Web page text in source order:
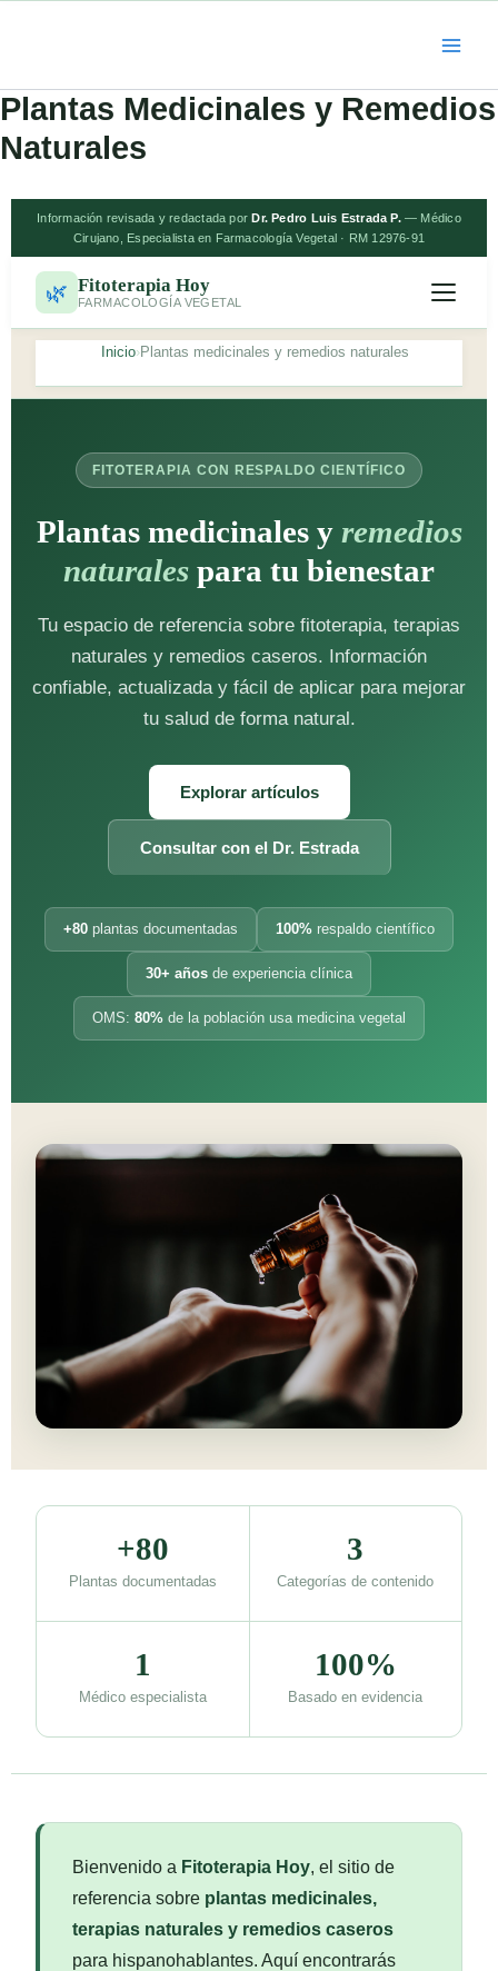
Plantas Medicinales y Remedios
Naturales
Información revisada y redactada porDr. Pedro Luis Estrada P.— Médico
Cirujano, Especialista en Farmacología Vegetal · RM 12976-91
🌿 Fitoterapia Hoy
FARMACOLOGÍA VEGETAL
Inicio Plantas medicinales y remedios naturales
FITOTERAPIA CON RESPALDO CIENTÍFICO
Plantas medicinales y remedios
naturales para tu bienestar
Tu espacio de referencia sobre fitoterapia, terapias
naturales y remedios caseros. Información
confiable, actualizada y fácil de aplicar para mejorar
tu salud de forma natural.
Explorar artículos
Consultar con el Dr. Estrada
+80 plantas documentadas 100% respaldo científico
30+ años de experiencia clínica
OMS: 80% de la población usa medicina vegetal
+80
Plantas documentadas
3
Categorías de contenido
1
Médico especialista
100%
Basado en evidencia
Bienvenido a Fitoterapia Hoy, el sitio de
referencia sobre plantas medicinales,
terapias naturales y remedios caseros
para hispanohablantes. Aquí encontrarás